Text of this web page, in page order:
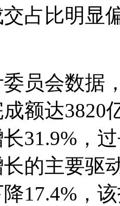
占比明显
员会数据
额达3820
31.9%，
的主要驱
17.4%，